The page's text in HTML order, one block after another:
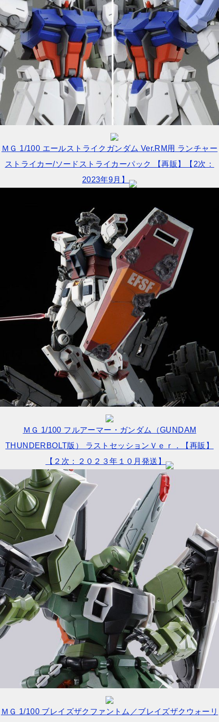
ＭＧ 1/100 エールストライクガンダム Ver.RM用 ランチャー
ストライカー/ソードストライカーパック 【再販】【2次：
2023年9月】
ＭＧ 1/100 フルアーマー・ガンダム（GUNDAM
THUNDERBOLT版） ラストセッションＶｅｒ．【再販】
【２次：２０２３年１０月発送】
ＭＧ 1/100 ブレイズザクファントム／ブレイズザクウォーリ